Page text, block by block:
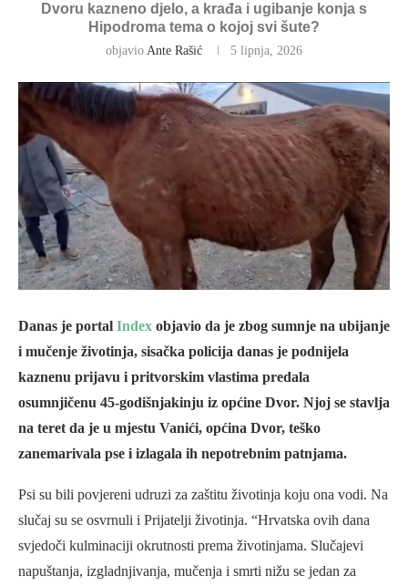
Dvoru kazneno djelo, a krađa i ugibanje konja s
Hipodroma tema o kojoj svi šute?
objavio Ante Rašić 5 lipnja, 2026
Danas je portal Index objavio da je zbog sumnje na ubijanje
i mučenje životinja, sisačka policija danas je podnijela
kaznenu prijavu i pritvorskim vlastima predala
osumnjičenu 45-godišnjakinju iz općine Dvor. Njoj se stavlja
na teret da je u mjestu Vanići, općina Dvor, teško
zanemarivala pse i izlagala ih nepotrebnim patnjama.
Psi su bili povjereni udruzi za zaštitu životinja koju ona vodi. Na
slučaj su se osvrnuli i Prijatelji životinja. “Hrvatska ovih dana
svjedoči kulminaciji okrutnosti prema životinjama. Slučajevi
napuštanja, izgladnjivanja, mučenja i smrti nižu se jedan za